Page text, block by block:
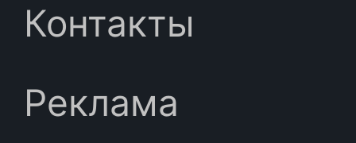
Контакты
Реклама